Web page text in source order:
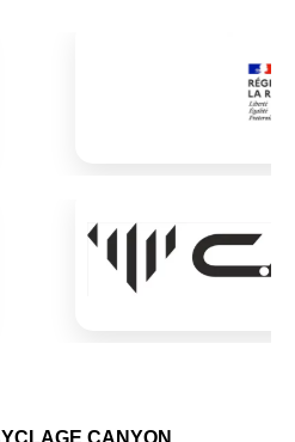
CANYON